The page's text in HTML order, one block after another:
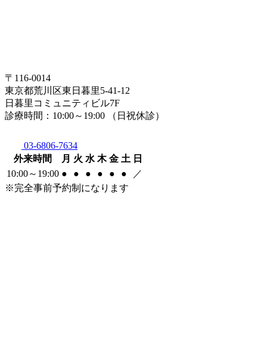
〒116-0014
東京都荒川区東日暮里5-41-12
日暮里コミュニティビル7F
診療時間：10:00～19:00 （日祝休診）
03-6806-7634
外来時間
月 火 水 木 金 土 日
10:00～19:00 ● ● ● ● ● ●
／
※完全事前予約制になります